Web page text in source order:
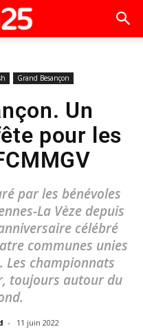
Grand Besançon
Un
pour les
par les bénévoles
La Vèze depuis
célébré
communes unies
championnats
toujours autour du
- 11 juin 2022